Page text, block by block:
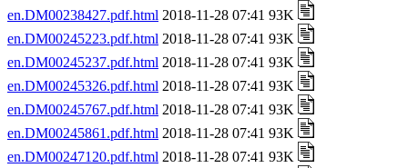
en.DM00238427.pdf.html 2018-11-28 07:41 93K
en.DM00245223.pdf.html 2018-11-28 07:41 93K
en.DM00245237.pdf.html 2018-11-28 07:41 93K
en.DM00245326.pdf.html 2018-11-28 07:41 93K
en.DM00245767.pdf.html 2018-11-28 07:41 93K
en.DM00245861.pdf.html 2018-11-28 07:41 93K
en.DM00247120.pdf.html 2018-11-28 07:41 93K